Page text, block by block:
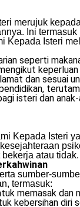
merujuk
Ini
Kepada Isteri
seperti
dan sesuai
isteri dan
Kepada Isteri
atau tidak.
sumber-
termasuk:
memasak dan
kebersihan diri